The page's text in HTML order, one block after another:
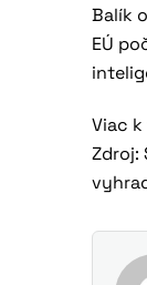
Balík
EÚ
Viac k
Zdroj: